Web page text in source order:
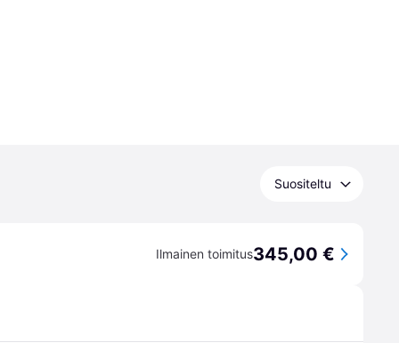
Suositeltu
Ilmainen toimitus345,00 €